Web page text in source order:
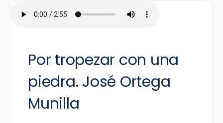
Por tropezar con una
piedra. José Ortega
Munilla